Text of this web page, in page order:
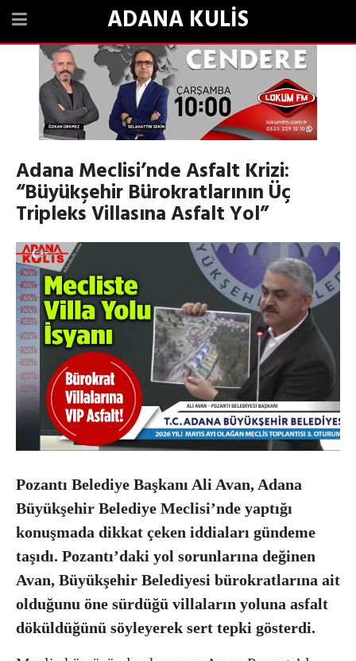
ADANA KULİS
Adana Meclisi’nde Asfalt Krizi:
“Büyükşehir Bürokratlarının Üç
Tripleks Villasına Asfalt Yol”
Pozantı Belediye Başkanı Ali Avan, Adana
Büyükşehir Belediye Meclisi’nde yaptığı
konuşmada dikkat çeken iddiaları gündeme
taşıdı. Pozantı’daki yol sorunlarına değinen
Avan, Büyükşehir Belediyesi bürokratlarına ait
olduğunu öne sürdüğü villaların yoluna asfalt
döküldüğünü söyleyerek sert tepki gösterdi.